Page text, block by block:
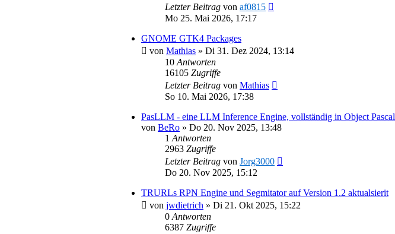
Letzter Beitrag von af0815
Mo 25. Mai 2026, 17:17
GNOME GTK4 Packages
von Mathias » Di 31. Dez 2024, 13:14
10 Antworten
16105 Zugriffe
Letzter Beitrag von Mathias
So 10. Mai 2026, 17:38
PasLLM - eine LLM Inference Engine, vollständig in Object Pascal
von BeRo » Do 20. Nov 2025, 13:48
1 Antworten
2963 Zugriffe
Letzter Beitrag von Jorg3000
Do 20. Nov 2025, 15:12
TRURLs RPN Engine und Segmitator auf Version 1.2 aktualsierit
von jwdietrich » Di 21. Okt 2025, 15:22
0 Antworten
6387 Zugriffe